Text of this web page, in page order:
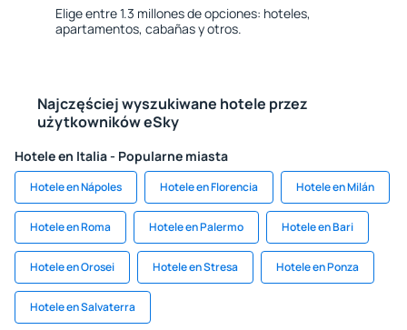
Elige entre 1.3 millones de opciones: hoteles,
apartamentos, cabañas y otros.
Najczęściej wyszukiwane hotele przez
użytkowników eSky
Hotele en Italia - Popularne miasta
Hotele en Nápoles Hotele en Florencia Hotele en Milán
Hotele en Roma Hotele en Palermo Hotele en Bari
Hotele en Orosei Hotele en Stresa Hotele en Ponza
Hotele en Salvaterra